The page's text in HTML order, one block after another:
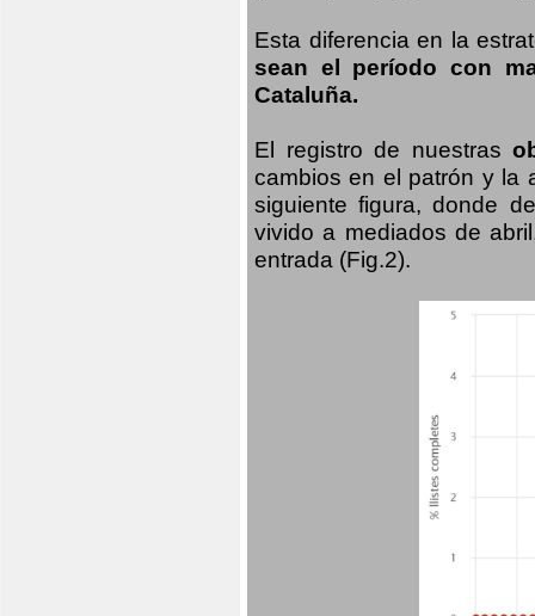
Esta diferencia en la
sean el período con
Cataluña.
El registro de nuestras
cambios en el patrón y la
siguiente figura, donde
vivido a mediados de
entrada (Fig.2).